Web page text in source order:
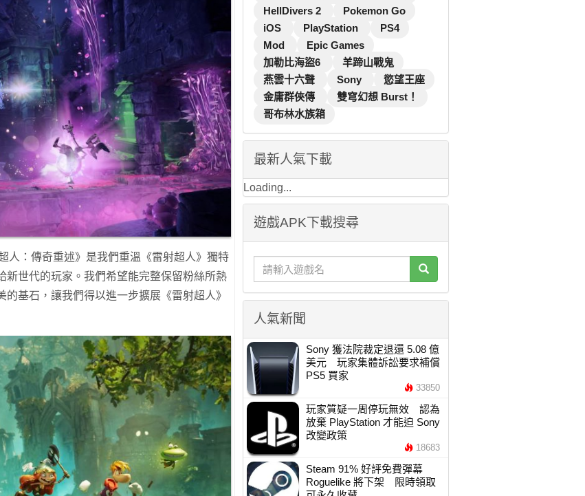
人：傳奇重述》是我們重溫《雷射超人》獨特
新世代的玩家。我們希望能完整保留粉絲所熱
基石，讓我們得以進一步擴展《雷射超人》
HellDivers 2
Pokemon Go
iOS
PlayStation
PS4
Mod
Epic Games
加勒比海盜6
羊蹄山戰鬼
燕雲十六聲
Sony
慾望王座
金庸群俠傳
雙穹幻想 Burst！
哥布林水族箱
最新人氣下載
Loading...
遊戲APK下載搜尋
人氣新聞
Sony 獲法院裁定退還 5.08 億
美元 玩家集體訴訟要求補償
PS5 買家
33850
玩家質疑一周停玩無效 認為
放棄 PlayStation 才能迫 Sony
改變政策
18683
Steam 91% 好評免費彈幕
Roguelike 將下架 限時領取